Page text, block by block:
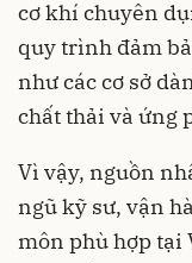
cơ khí chuyên
quy trình đảm
như các cơ sở
chất thải và ứng
Vì vậy, nguồn
ngũ kỹ sư, vận
môn phù hợp tại